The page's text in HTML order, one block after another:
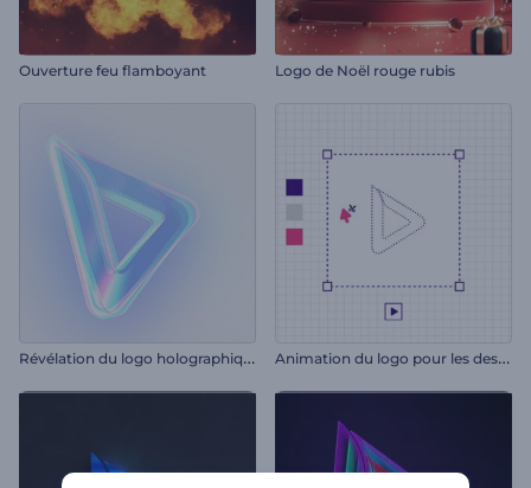
Ouverture feu flamboyant Logo de Noël rouge rubis
R
évélation du logo holographique A
nimation du logo pour les designers